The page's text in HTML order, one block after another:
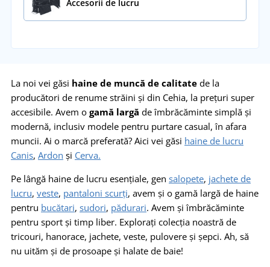
Accesorii de lucru
La noi vei găsi haine de muncă de calitate de la
producători de renume străini și din Cehia, la prețuri super
accesibile. Avem o gamă largă de îmbrăcăminte simplă și
modernă, inclusiv modele pentru purtare casual, în afara
muncii. Ai o marcă preferată? Aici vei găsi haine de lucru
Canis, Ardon și Cerva.
Pe lângă haine de lucru esențiale, gen salopete, jachete de
lucru, veste, pantaloni scurți, avem și o gamă largă de haine
pentru bucătari, sudori, pădurari. Avem și îmbrăcăminte
pentru sport și timp liber. Explorați colecția noastră de
tricouri, hanorace, jachete, veste, pulovere și șepci. Ah, să
nu uităm și de prosoape și halate de baie!